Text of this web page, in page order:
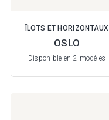
ÎLOTS ET HORIZONTAUX
OSLO
Disponible en 2 modèles